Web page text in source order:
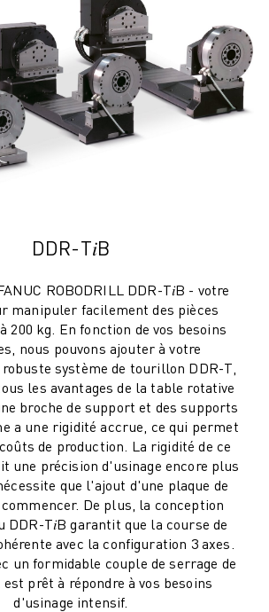
AVEC FANUC
DDR-T𝑖B
ROBODRILL DDR-T𝑖B - votre
manipuler facilement des pièces
200 kg. En fonction de vos besoins
nous pouvons ajouter à votre
robuste système de tourillon DDR-T,
les avantages de la table rotative
broche de support et des supports
a une rigidité accrue, ce qui permet
de production. La rigidité de ce
une précision d'usinage encore plus
que l'ajout d'une plaque de
De plus, la conception
DDR-T𝑖B garantit que la course de
avec la configuration 3 axes.
un formidable couple de serrage de
prêt à répondre à vos besoins
d'usinage intensif.